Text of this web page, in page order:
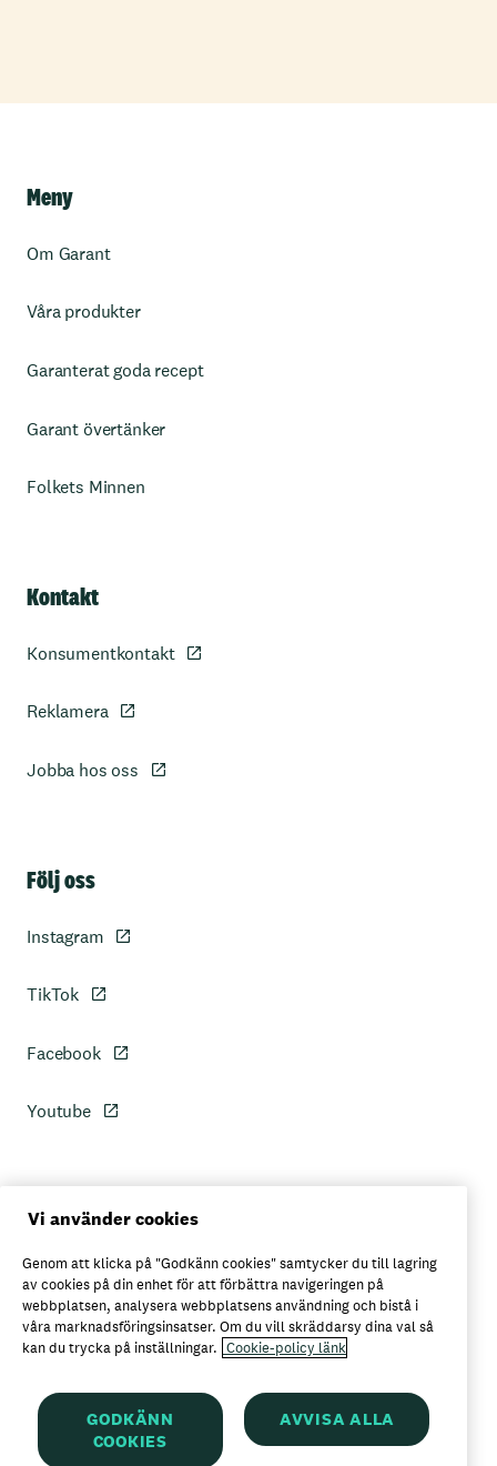
Meny
Om Garant
Våra produkter
Garanterat goda recept
Garant övertänker
Folkets Minnen
Kontakt
Konsumentkontakt
Reklamera
Jobba hos oss
Följ oss
Instagram
TikTok
Facebook
Youtube
Personuppgiftspolicy
Axfoods integritetspolicy
Här kan du köpa Garant
Vi använder cookies
Genom att klicka på "Godkänn cookies" samtycker du till lagring
av cookies på din enhet för att förbättra navigeringen på
webbplatsen, analysera webbplatsens användning och bistå i
våra marknadsföringsinsatser. Om du vill skräddarsy dina val så
kan du trycka på inställningar. Cookie-policy länk
GODKÄNN
COOKIES
AVVISA ALLA